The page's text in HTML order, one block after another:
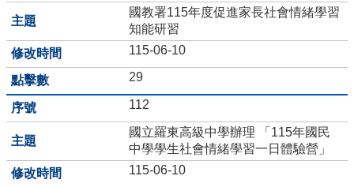
生
證
斗
國
母
語
日
區
國教署115年度促進家長社會情緒學習
知能研習
115-06-10
29
112
國立羅東高級中學辦理 「115年國民
中學學生社會情緒學習一日體驗營」
115-06-10